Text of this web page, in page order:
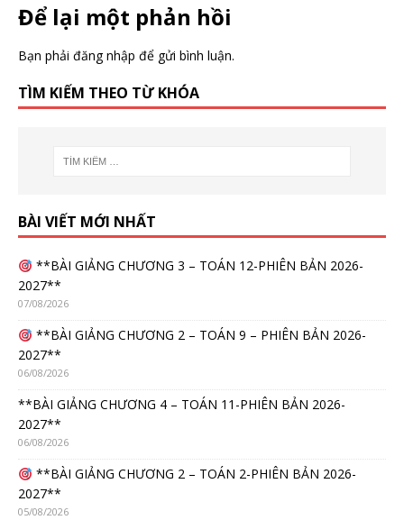
Để lại một phản hồi
Bạn phải đăng nhập để gửi bình luận.
TÌM KIẾM THEO TỪ KHÓA
BÀI VIẾT MỚI NHẤT
**BÀI GIẢNG CHƯƠNG 3 – TOÁN 12-PHIÊN BẢN 2026-
2027**
07/08/2026
**BÀI GIẢNG CHƯƠNG 2 – TOÁN 9 – PHIÊN BẢN 2026-
2027**
06/08/2026
**BÀI GIẢNG CHƯƠNG 4 – TOÁN 11-PHIÊN BẢN 2026-
2027**
06/08/2026
**BÀI GIẢNG CHƯƠNG 2 – TOÁN 2-PHIÊN BẢN 2026-
2027**
05/08/2026